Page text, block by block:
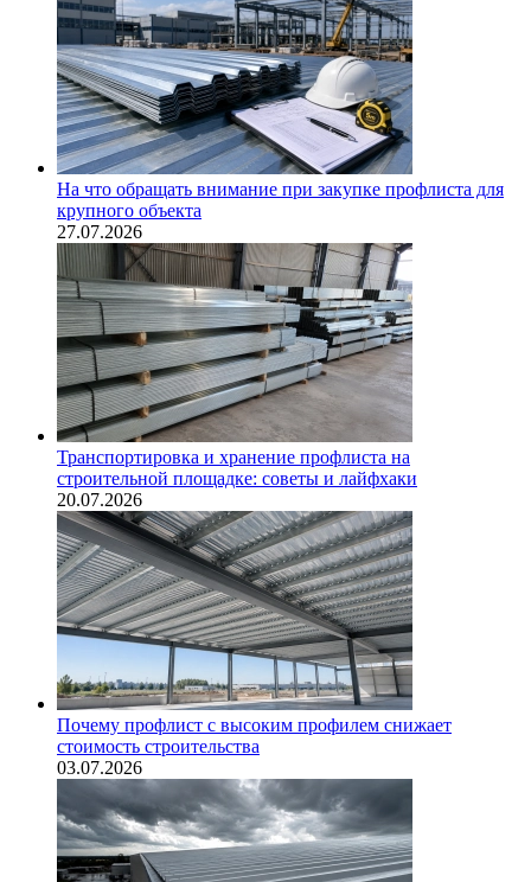
На что обращать внимание при закупке профлиста для
крупного объекта
27.07.2026
Транспортировка и хранение профлиста на
строительной площадке: советы и лайфхаки
20.07.2026
Почему профлист с высоким профилем снижает
стоимость строительства
03.07.2026